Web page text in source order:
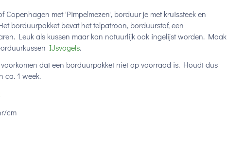
met 'Pimpelmezen', borduur je met kruissteek en
borduurpakket bevat het telpatroon, borduurstof, een
Leuk als kussen maar kan natuurlijk ook ingelijst worden. Maak
IJsvogels.
dat een borduurpakket niet op voorraad is. Houdt dus
ca. 1 week.
cm